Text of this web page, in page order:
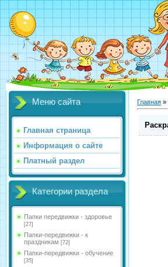
Меню сайта
Главная страница
Информация о сайте
Платный раздел
Категории раздела
Папки передвижки - здоровье
[27]
Папки-передвижки - к
праздникам [72]
Папки-передвижки - обучение
[35]
Главная »